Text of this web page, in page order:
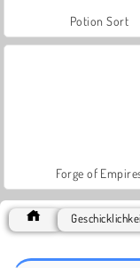
Potion Sort
Forge of